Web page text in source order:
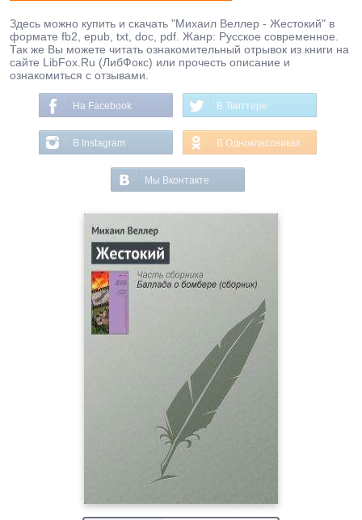
Здесь можно купить и скачать "Михаил Веллер - Жестокий" в
формате fb2, epub, txt, doc, pdf. Жанр: Русское современное.
Так же Вы можете читать ознакомительный отрывок из книги на
сайте LibFox.Ru (ЛибФокс) или прочесть описание и
ознакомиться с отзывами.
На Facebook В Твиттере
В Instagram В Одноклассниках
Мы Вконтакте